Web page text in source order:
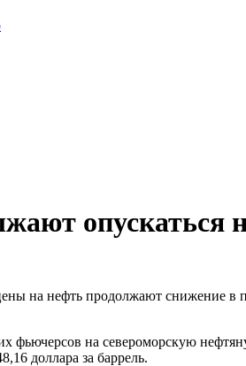
на нефть продолжают снижение в
фьючерсов на североморскую
доллара за баррель.